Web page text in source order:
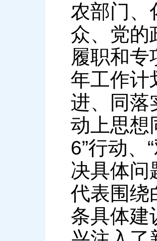
农部门、
众、党的
履职和专
年工作计
进、同落
动上思想
6”行动、
决具体问
代表围绕
条具体建